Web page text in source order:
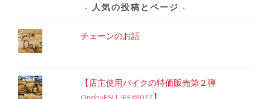
人気の投稿とページ
チェーンのお話
【店主使用バイクの特価販売第２弾